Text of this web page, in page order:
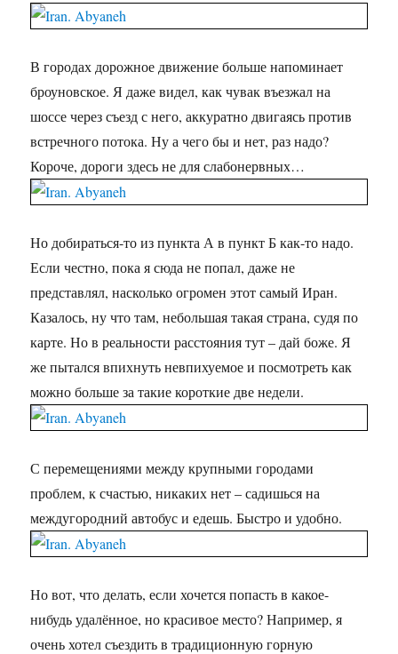
В городах дорожное движение больше напоминает
броуновское. Я даже видел, как чувак въезжал на
шоссе через съезд с него, аккуратно двигаясь против
встречного потока. Ну а чего бы и нет, раз надо?
Короче, дороги здесь не для слабонервных…
Но добираться-то из пункта А в пункт Б как-то надо.
Если честно, пока я сюда не попал, даже не
представлял, насколько огромен этот самый Иран.
Казалось, ну что там, небольшая такая страна, судя по
карте. Но в реальности расстояния тут – дай боже. Я
же пытался впихнуть невпихуемое и посмотреть как
можно больше за такие короткие две недели.
С перемещениями между крупными городами
проблем, к счастью, никаких нет – садишься на
междугородний автобус и едешь. Быстро и удобно.
Но вот, что делать, если хочется попасть в какое-
нибудь удалённое, но красивое место? Например, я
очень хотел съездить в традиционную горную